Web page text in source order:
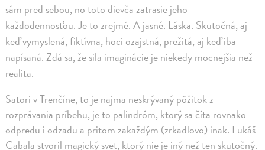
sám pred sebou, no toto dievča zatrasie jeho
každodennosťou. Je to zrejmé. A jasné. Láska. Skutočná, aj
keď vymyslená, fiktívna, hoci ozajstná, prežitá, aj keď iba
napísaná. Zdá sa, že sila imaginácie je niekedy mocnejšia než
realita.
Satori v Trenčíne, to je najmä neskrývaný pôžitok z
rozprávania príbehu, je to palindróm, ktorý sa číta rovnako
odpredu i odzadu a pritom zakaždým (zrkadlovo) inak. Lukáš
Cabala stvoril magický svet, ktorý nie je iný než ten skutočný.